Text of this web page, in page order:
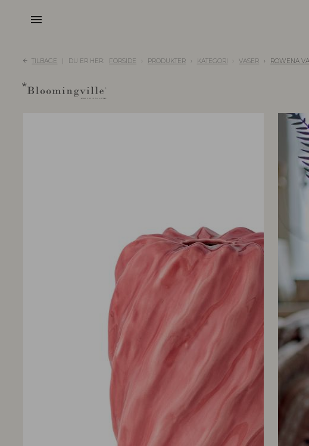
menu
TILBAGE DU ER HER: FORSIDE PRODUKTER KATEGORI VASER ROWENA